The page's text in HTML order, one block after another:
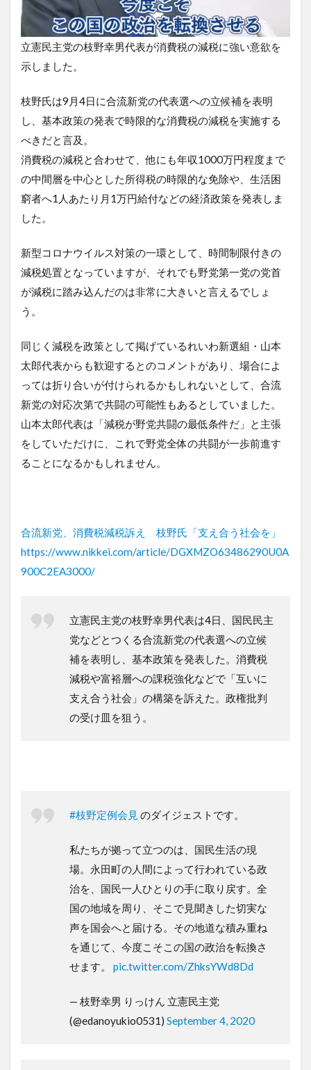
立憲民主党の枝野幸男代表が消費税の減税に強い意欲を
示しました。
枝野氏は9月4日に合流新党の代表選への立候補を表明
し、基本政策の発表で時限的な消費税の減税を実施する
べきだと言及。
消費税の減税と合わせて、他にも年収1000万円程度まで
の中間層を中心とした所得税の時限的な免除や、生活困
窮者へ1人あたり月1万円給付などの経済政策を発表しま
した。
新型コロナウイルス対策の一環として、時間制限付きの
減税処置となっていますが、それでも野党第一党の党首
が減税に踏み込んだのは非常に大きいと言えるでしょ
う。
同じく減税を政策として掲げているれいわ新選組・山本
太郎代表からも歓迎するとのコメントがあり、場合によ
っては折り合いが付けられるかもしれないとして、合流
新党の対応次第で共闘の可能性もあるとしていました。
山本太郎代表は「減税が野党共闘の最低条件だ」と主張
をしていただけに、これで野党全体の共闘が一歩前進す
ることになるかもしれません。
合流新党、消費税減税訴え 枝野氏「支え合う社会を」
https://www.nikkei.com/article/DGXMZO63486290U0A
900C2EA3000/
立憲民主党の枝野幸男代表は4日、国民民主
党などとつくる合流新党の代表選への立候
補を表明し、基本政策を発表した。消費税
減税や富裕層への課税強化などで「互いに
支え合う社会」の構築を訴えた。政権批判
の受け皿を狙う。
#枝野定例会見 のダイジェストです。
私たちが拠って立つのは、国民生活の現
場。永田町の人間によって行われている政
治を、国民一人ひとりの手に取り戻す。全
国の地域を周り、そこで見聞きした切実な
声を国会へと届ける。その地道な積み重ね
を通じて、今度こそこの国の政治を転換さ
せます。 pic.twitter.com/ZhksYWd8Dd
— 枝野幸男 りっけん 立憲民主党
(@edanoyukio0531) September 4, 2020